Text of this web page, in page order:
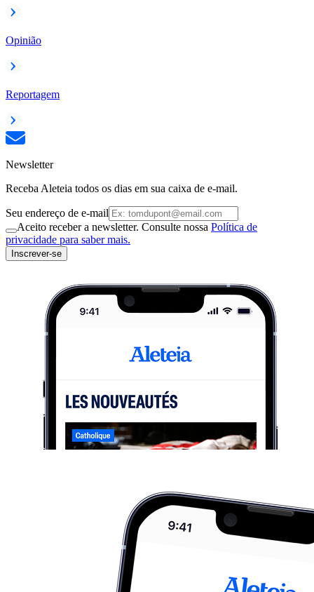
Opinião
Reportagem
Newsletter
Receba Aleteia todos os dias em sua caixa de e-mail.
Seu endereço de e-mail
Aceito receber a newsletter. Consulte nossa Política de
privacidade para saber mais.
Inscrever-se